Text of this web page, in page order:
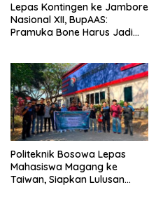
Lepas Kontingen ke Jambore
Nasional XII, BupAAS:
Pramuka Bone Harus Jadi
Politeknik Bosowa Lepas
Mahasiswa Magang ke
Taiwan, Siapkan Lulusan